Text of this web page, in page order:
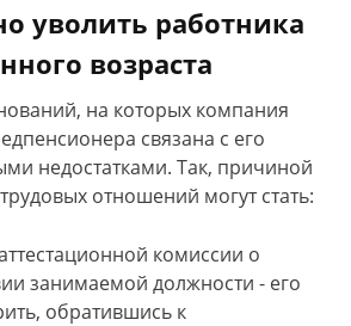
уволить работника
возраста
на которых компания
связана с его
недостатками. Так, причиной
отношений могут стать:
комиссии о
занимаемой должности - его
обратившись к